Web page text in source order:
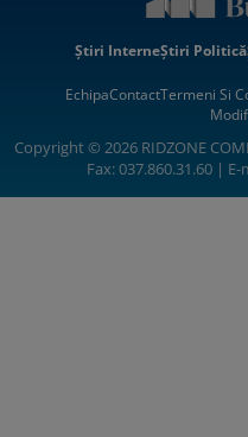
Știri InterneȘtiri Politică
EchipaContactTermeni Si
Copyright © 2026 RIDZONE
Fax: 037.860.31.60 | E-